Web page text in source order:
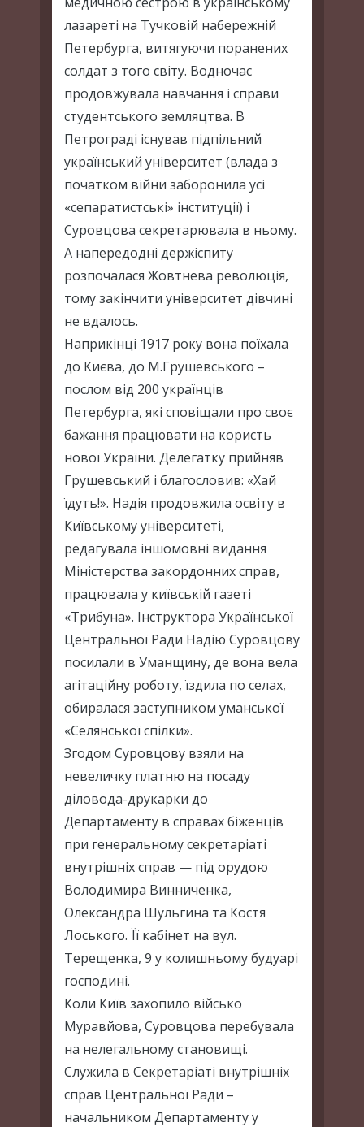
лазареті на Тучковій набережній
Петербурга, витягуючи поранених
солдат з того світу. Водночас
продовжувала навчання і справи
студентського земляцтва. В
Петрограді існував підпільний
український університет (влада з
початком війни заборонила усі
«сепаратистські» інституції) і
Суровцова секретарювала в ньому.
А напередодні держіспиту
розпочалася Жовтнева революція,
тому закінчити університет дівчині
не вдалось.
Наприкінці 1917 року вона поїхала
до Києва, до М.Грушевського –
послом від 200 українців
Петербурга, які сповіщали про своє
бажання працювати на користь
нової України. Делегатку прийняв
Грушевський і благословив: «Хай
їдуть!». Надія продовжила освіту в
Київському університеті,
редагувала іншомовні видання
Міністерства закордонних справ,
працювала у київській газеті
«Трибуна». Інструктора Української
Центральної Ради Надію Суровцову
посилали в Уманщину, де вона вела
агітаційну роботу, їздила по селах,
обиралася заступником уманської
«Селянської спілки».
Згодом Суровцову взяли на
невеличку платню на посаду
діловода-друкарки до
Департаменту в справах біженців
при генеральному секретаріаті
внутрішніх справ — під орудою
Володимира Винниченка,
Олександра Шульгина та Костя
Лоського. Її кабінет на вул.
Терещенка, 9 у колишньому будуарі
господині.
Коли Київ захопило військо
Муравйова, Суровцова перебувала
на нелегальному становищі.
Служила в Секретаріаті внутрішніх
справ Центральної Ради –
начальником Департаменту у